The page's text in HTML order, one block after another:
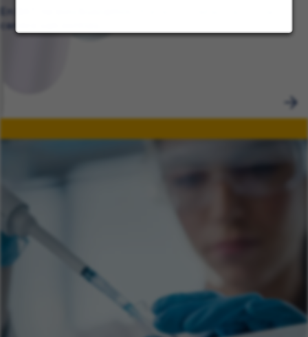
En BAT, no solo buscamos ofrecer un trabajo, sino una
carrera con sentido.